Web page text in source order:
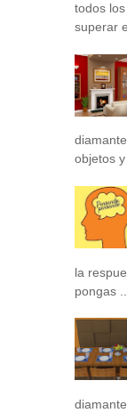
todos
superar
objetos
la
pongas ...